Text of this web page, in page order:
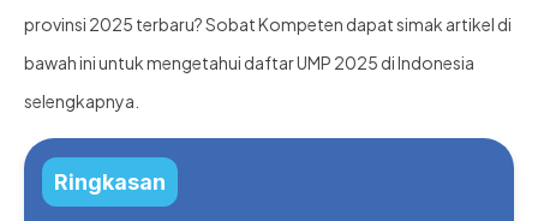
provinsi 2025 terbaru? Sobat Kompeten dapat simak artikel di
bawah ini untuk mengetahui daftar UMP 2025 di Indonesia
selengkapnya.
Ringkasan